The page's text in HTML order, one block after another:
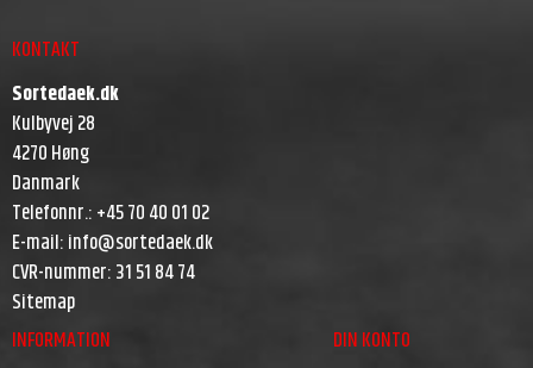
KONTAKT
Sortedaek.dk
Kulbyvej 28
4270 Høng
Danmark
Telefonnr.:+45 70 40 01 02
E-mail:info@sortedaek.dk
CVR-nummer:31 51 84 74
Sitemap
INFORMATION
DIN KONTO